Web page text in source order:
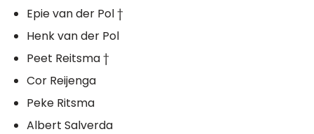
Epie van der Pol †
Henk van der Pol
Peet Reitsma †
Cor Reijenga
Peke Ritsma
Albert Salverda